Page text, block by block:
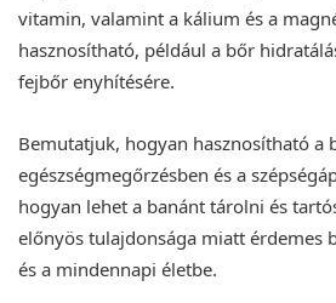
vitamin, valamint a kálium és a
hasznosítható, például a bőr
fejbőr enyhítésére.
Bemutatjuk, hogyan hasznosítható a
egészségmegőrzésben és a
hogyan lehet a banánt tárolni és
előnyös tulajdonsága miatt érdemes
és a mindennapi életbe.